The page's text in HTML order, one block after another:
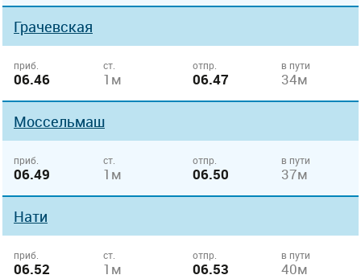
Грачевская
приб.
06.46
ст.
1м
отпр.
06.47
в пути
34м
Моссельмаш
приб.
06.49
ст.
1м
отпр.
06.50
в пути
37м
Нати
приб.
06.52
ст.
1м
отпр.
06.53
в пути
40м